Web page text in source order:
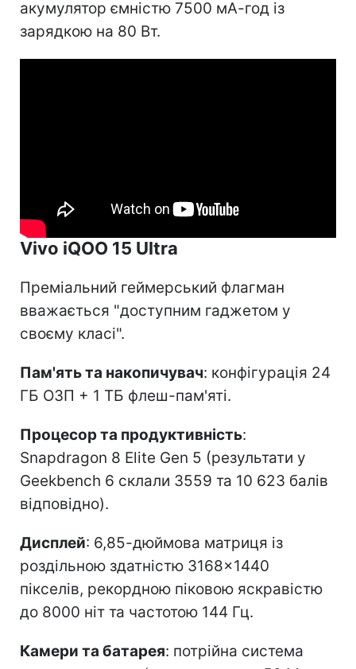
акумулятор ємністю 7500 мА-год із
зарядкою на 80 Вт.
Vivo iQOO 15 Ultra
Преміальний геймерський флагман
вважається "доступним гаджетом у
своєму класі".
Пам'ять та накопичувач: конфігурація 24
ГБ ОЗП + 1 ТБ флеш-пам'яті.
Процесор та продуктивність:
Snapdragon 8 Elite Gen 5 (результати у
Geekbench 6 склали 3559 та 10 623 балів
відповідно).
Дисплей: 6,85-дюймова матриця із
роздільною здатністю 3168×1440
пікселів, рекордною піковою яскравістю
до 8000 ніт та частотою 144 Гц.
Камери та батарея: потрійна система